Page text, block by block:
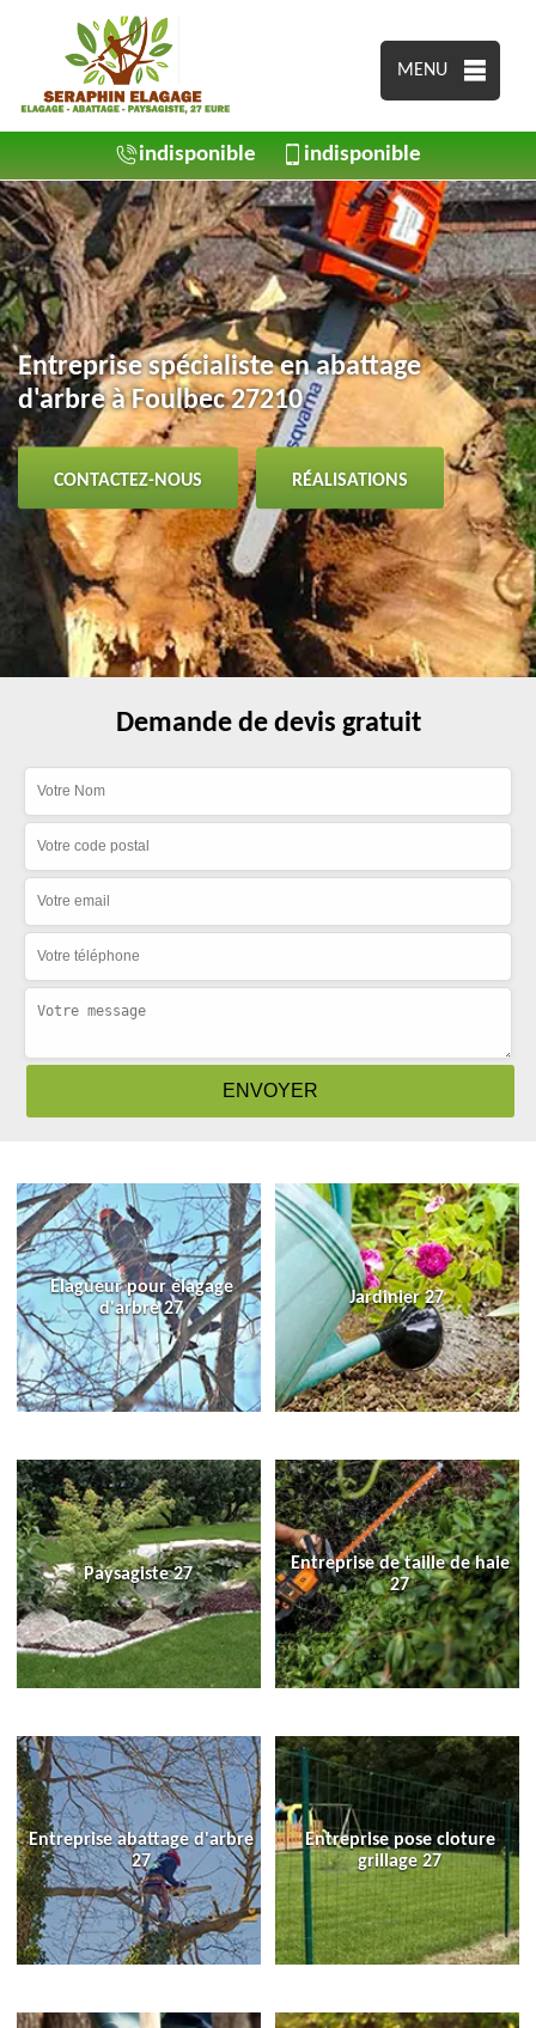
MENU
indisponible indisponible
Entreprise spécialiste en abattage
d'arbre à Foulbec 27210
CONTACTEZ-NOUS RÉALISATIONS
Demande de devis gratuit
Elagueur pour élagage
d'arbre 27
Jardinier 27
Paysagiste 27
Entreprise de taille de haie
27
Entreprise abattage d'arbre
27
Entreprise pose cloture
grillage 27